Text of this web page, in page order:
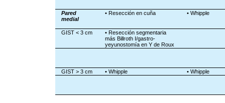
Pared
medial
• Resección en cuña • Whipple
GIST < 3 cm
• Resección segmentaria
más Billroth I/gastro-
yeyunostomía en Y de Roux
GIST > 3 cm • Whipple • Whipple